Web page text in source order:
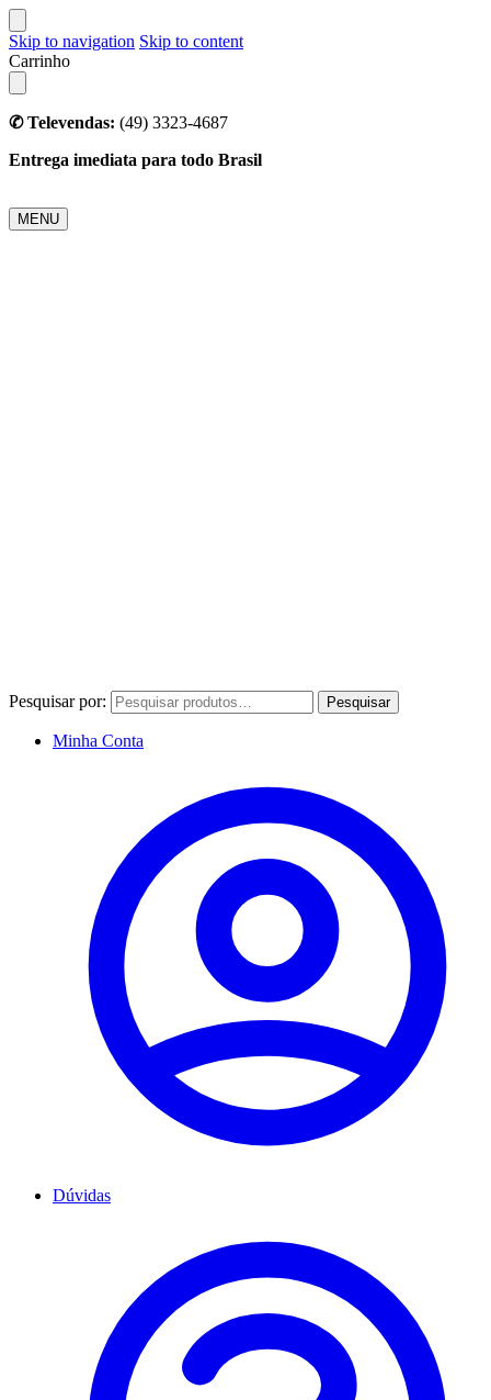
Skip to navigation Skip to content
Carrinho
✆ Televendas: (49) 3323-4687
Entrega imediata para todo Brasil
MENU
Pesquisar por: Pesquisar
Minha Conta
Dúvidas